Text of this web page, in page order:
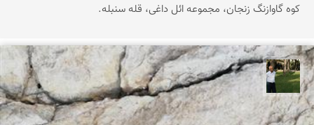
کوه گاوازنگ زنجان، مجموعه ائل داغی، قله سنبله.
عبدل شعبانی